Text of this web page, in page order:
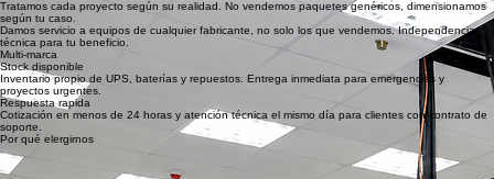
electricidad no siempre es estable, cada minuto de operación cuenta: por eso ponemos al
alcance de nuestros clientes las marcas líderes a nivel mundial, acompañadas de asesoría
especializada en cada etapa, desde el dimensionamiento hasta el mantenimiento. Aspiramos a
consolidarnos como la empresa de referencia en soluciones de respaldo energético del país,
reconocida por la calidad de sus equipos, la solidez de su soporte técnico y la confianza
construida con cada cliente que decide trabajar con nosotros.
Atención personalizada
Tratamos cada proyecto según su realidad. No vendemos paquetes genéricos, dimensionamos
según tu caso.
Damos servicio a equipos de cualquier fabricante, no solo los que vendemos. Independencia
técnica para tu beneficio.
Multi-marca
Stock disponible
Inventario propio de UPS, baterías y repuestos. Entrega inmediata para emergencias y
proyectos urgentes.